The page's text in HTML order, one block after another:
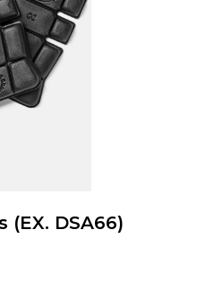
(EX. DSA66)